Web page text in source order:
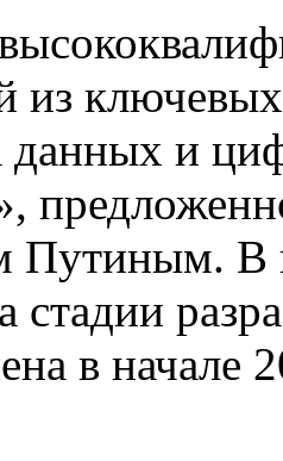
из
и
Путиным. В
стадии
в начале